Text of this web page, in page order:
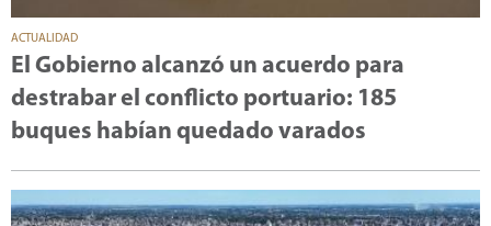
ACTUALIDAD
El Gobierno alcanzó un acuerdo para
destrabar el conflicto portuario: 185
buques habían quedado varados